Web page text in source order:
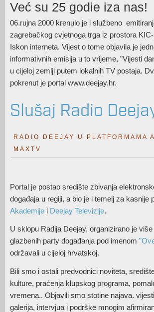
Već su 25 godie iza nas!
06.rujna 2000 krenulo je i službeno
zagrebačkog cvjetnoga trga iz prostora
Iskon interneta. Vijest o tome objavila je
informativnih emisija u to vrijeme, ”Vijesti
u cijeloj zemlji putem lokalnih TV postaja.
pokrenut je portal www.deejay.hr.
Slušaj Radio
RADIO DEEJAY U PLATFORMAMA
MAXTV
Portal je postao središte zbivanja
događaja u regiji, a bio je i temelj za kasnije
Akademije i Deejay Televizije.
U sklopu Radija Deejay, organizirano je
glazbenih party događanja pod imenom
održavali u cijeloj hrvatskoj.
Bili smo i ostali predvodnici noviteta,
kulture, praćenja klupskog programa,
vremena.. Objavili smo stotine najava.
galerija, intervjua i podrške mnogim